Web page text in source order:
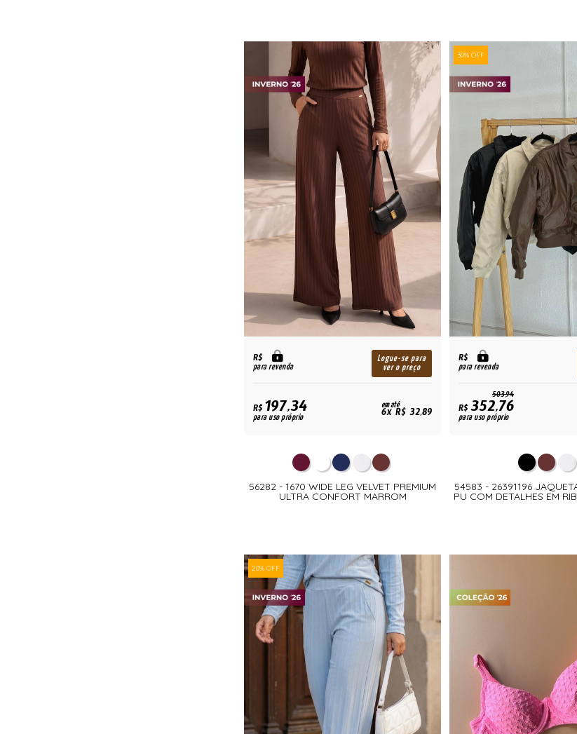
R$
para revenda
Logue-se para
ver o preço
R$197,34
para uso próprio
em até
6x R$ 32,89
56282 - 1670 WIDE LEG VELVET PREMIUM
ULTRA CONFORT MARROM
30% OFF
R$
para revenda
503,94
R$352,76
para uso próprio
54583 - 26391196
PU COM DETALHES EM
20% OFF